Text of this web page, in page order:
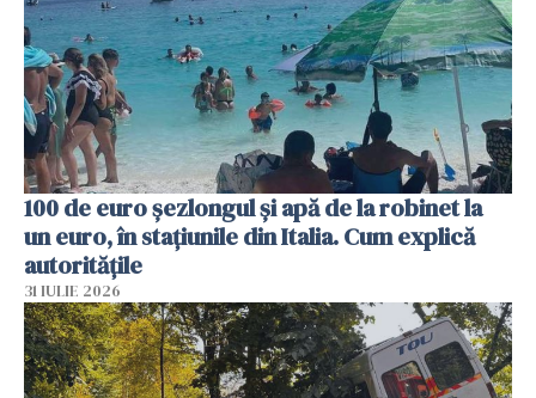
100 de euro șezlongul și apă de la robinet la
un euro, în stațiunile din Italia. Cum explică
autoritățile
31 IULIE 2026